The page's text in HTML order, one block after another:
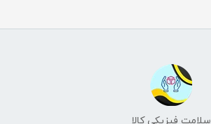
سلامت فیزیکی کالا